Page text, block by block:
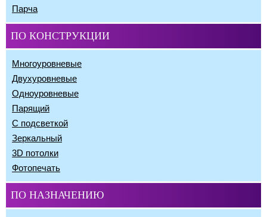
Парча
ПО КОНСТРУКЦИИ
Многоуровневые
Двухуровневые
Одноуровневые
Парящий
С подсветкой
Зеркальный
3D потолки
Фотопечать
ПО НАЗНАЧЕНИЮ